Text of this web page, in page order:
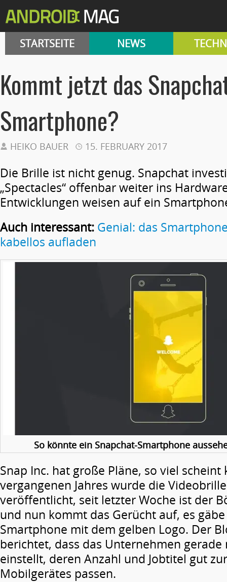
STARTSEITE NEWS
Kommt jetzt das
Smartphone?
HEIKO BAUER 15. FEBRUARY 2017
Die Brille ist nicht genug. Snapchat
„Spectacles“ offenbar weiter ins
Entwicklungen weisen auf ein
Auch interessant: Genial: das
kabellos aufladen
So könnte ein Snapchat-Smartphone
Snap Inc. hat große Pläne, so viel scheint
vergangenen Jahres wurde die Videobrille
veröffentlicht, seit letzter Woche ist der
und nun kommt das Gerücht auf, es
Smartphone mit dem gelben Logo. Der
berichtet, dass das Unternehmen
einstellt, deren Anzahl und Jobtitel gut
Mobilgerätes passen.